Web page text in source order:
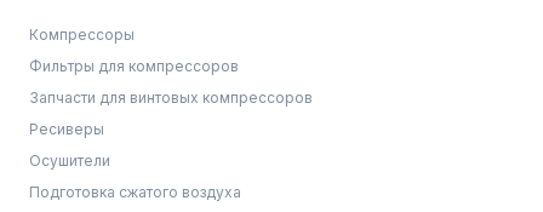
Компрессоры
Фильтры для компрессоров
Запчасти для винтовых компрессоров
Ресиверы
Осушители
Подготовка сжатого воздуха